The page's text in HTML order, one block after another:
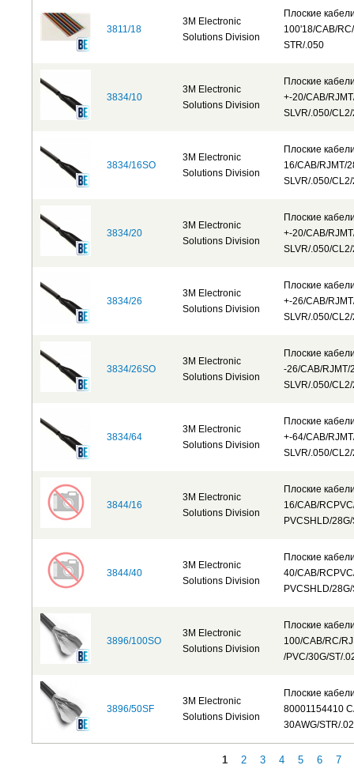
3811/18
3M Electronic
Solutions Division
Плоские
100'18/CAB/
STR/.050
3834/10
3M Electronic
Solutions Division
Плоские
+-20/CAB/
SLVR/.050/
3834/16SO
3M Electronic
Solutions Division
Плоские
16/CAB/RJMT/
SLVR/.050/
3834/20
3M Electronic
Solutions Division
Плоские
+-20/CAB/
SLVR/.050/
3834/26
3M Electronic
Solutions Division
Плоские
+-26/CAB/
SLVR/.050/
3834/26SO
3M Electronic
Solutions Division
Плоские
-26/CAB/RJMT/
SLVR/.050/
3834/64
3M Electronic
Solutions Division
Плоские
+-64/CAB/
SLVR/.050/
3844/16
3M Electronic
Solutions Division
Плоские
16/CAB/
PVCSHLD/
3844/40
3M Electronic
Solutions Division
Плоские
40/CAB/
PVCSHLD/
3896/100SO
3M Electronic
Solutions Division
Плоские
100/CAB/RC/
/PVC/30G/ST/
3896/50SF
3M Electronic
Solutions Division
Плоские
80001154410
30AWG/STR/
1 2 3 4 5 6 7